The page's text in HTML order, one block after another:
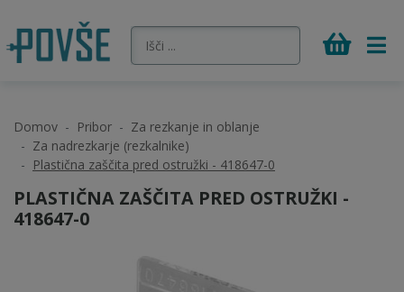
Domov Pribor
Za rezkanje in oblanje
Za nadrezkarje (rezkalnike)
Plastična zaščita pred ostružki - 418647-0
PLASTIČNA ZAŠČITA PRED OSTRUŽKI -
418647-0